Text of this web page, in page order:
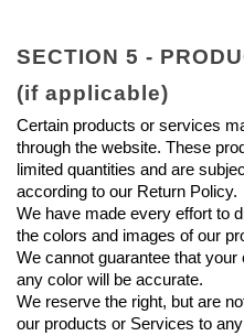
SECTION 5 -
(if applicable)
Certain products or services
through the website. These
limited quantities and are
according to our Return Policy.
We have made every effort to
the colors and images of our
We cannot guarantee that
any color will be accurate.
We reserve the right, but are
our products or Services to